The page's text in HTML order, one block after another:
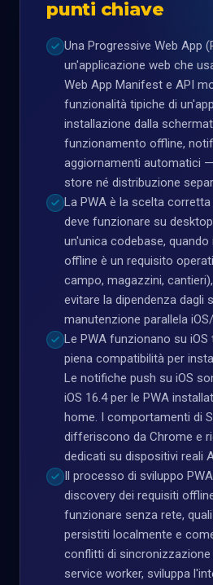
punti chiave
Una Progressive Web App
un'applicazione web che
Web App Manifest e API
funzionalità tipiche di
installazione dalla
funzionamento offline,
aggiornamenti automatici
store né distribuzione
La PWA è la scelta
deve funzionare su
un'unica codebase,
offline è un requisito
campo, magazzini,
evitare la dipendenza dagli
manutenzione parallela
Le PWA funzionano su
piena compatibilità per
Le notifiche push su iOS
iOS 16.4 per le PWA
home. I comportamenti di
differiscono da Chrome e
dedicati su dispositivi reali
Il processo di sviluppo
discovery dei requisiti
funzionare senza rete,
persistiti localmente e
conflitti di
service worker, sviluppa